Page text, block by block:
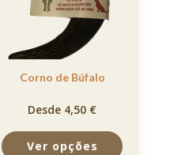
Corno de Búfalo
Desde 4,50 €
Ver opções